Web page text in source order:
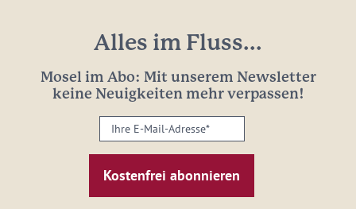
Alles im Fluss...
Mosel im Abo: Mit unserem Newsletter
keine Neuigkeiten mehr verpassen!
Ihre
E-
Mail-
Adresse: